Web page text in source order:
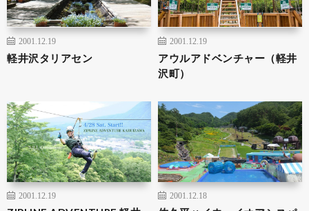
2001.12.19
軽井沢タリアセン
2001.12.19
アウルアドベンチャー（軽井
沢町）
2001.12.19 2001.12.18